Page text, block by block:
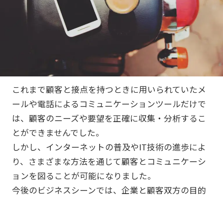
これまで顧客と接点を持つときに用いられていたメ
ールや電話によるコミュニケーションツールだけで
は、顧客のニーズや要望を正確に収集・分析するこ
とができませんでした。
しかし、インターネットの普及やIT技術の進歩によ
り、さまざまな方法を通じて顧客とコミュニケーシ
ョンを図ることが可能になりました。
今後のビジネスシーンでは、企業と顧客双方の目的